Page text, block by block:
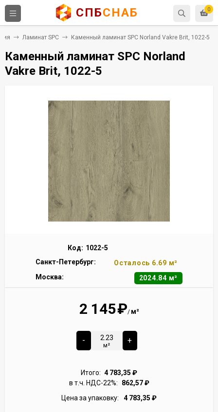
0
СПБСНАБ
Ламинат SPC Каменный ламинат SPC Norland Vakre Brit, 1022-5
Каменный ламинат SPC Norland
Vakre Brit, 1022-5
Код: 1022-5
Санкт-Петербург:
Осталось 6.69 м²
Москва:
2024.84 м²
2 145₽/ м²
-
м²
+
Итого: 4 783,35 ₽
в т.ч. НДС-22%:
862,57₽
Цена за упаковку:
4 783,35 ₽